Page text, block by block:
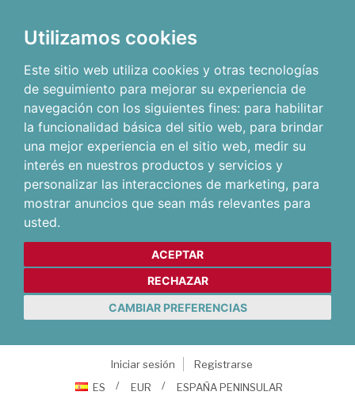
Utilizamos cookies
Este sitio web utiliza cookies y otras tecnologías
de seguimiento para mejorar su experiencia de
navegación con los siguientes fines: para habilitar
la funcionalidad básica del sitio web, para brindar
una mejor experiencia en el sitio web, medir su
interés en nuestros productos y servicios y
personalizar las interacciones de marketing, para
mostrar anuncios que sean más relevantes para
usted.
ACEPTAR
RECHAZAR
CAMBIAR PREFERENCIAS
Iniciar sesión
Registrarse
ES
EUR ESPAÑA PENINSULAR